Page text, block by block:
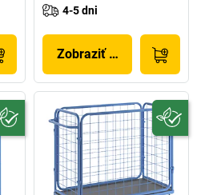
4-5 dni
Zobraziť produkt